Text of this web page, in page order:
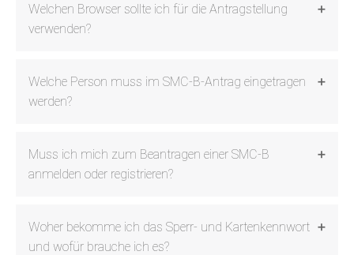
Welchen Browser sollte ich für die Antragstellung
verwenden?
Welche Person muss im SMC-B-Antrag eingetragen
werden?
Muss ich mich zum Beantragen einer SMC-B
anmelden oder registrieren?
Woher bekomme ich das Sperr- und Kartenkennwort
und wofür brauche ich es?